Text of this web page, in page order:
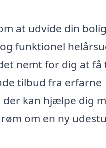
at udvide din
funktionel
nemt for dig at
tilbud fra erfarne
kan hjælpe dig
om en ny